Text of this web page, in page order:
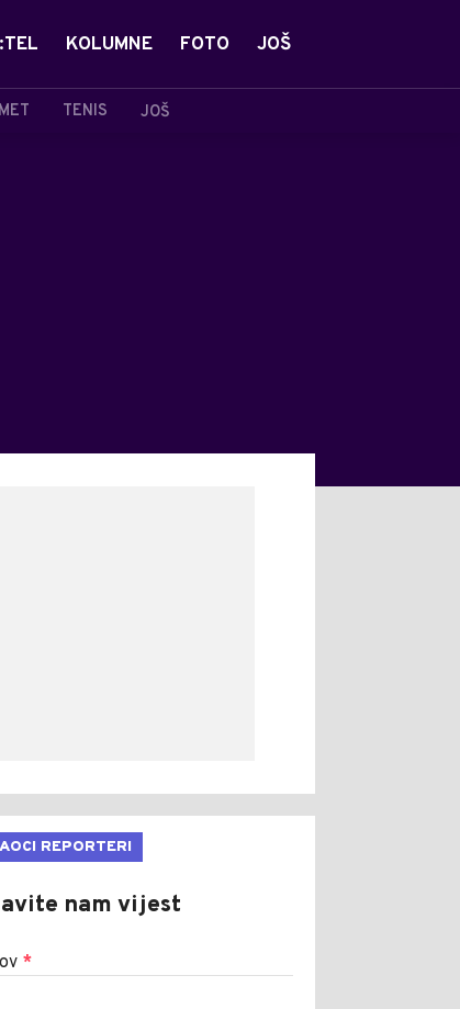
TENIS JOŠ
KOLUMNE FOTO JOŠ
REPORTERI
nam vijest
*